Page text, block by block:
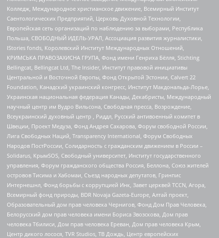
Колледж, Международное христианское движение, Всемирный Институт
Саентологических Предприятий, Церковь Духовной Технологии,
Европейская сеть организаций по наблюдению за выборами, Республика
Польша, СВОБОДНЫЙ ИДЕЛЬ-УРАЛ, Ассоциация развития журналистики,
IStories fonds, Королевский Институт Международных Отношений,
КРИМСЬКА ПРАВОЗАХИСНА ГРУПА, Фонд имени Генриха Бёлля, Stichting
Bellingcat, Bellingcat Ltd, The Insider, Институт правовой инициативы
Центральной и Восточной Европы, Фонд Открытой Эстонии, Calvert 22
Foundation, Канадский украинский конгресс, Институт Макдональда-Лорье,
Украинская национальная федерация Канады, Декабристы, Международный
научный центр им Вудро Вильсона, Свободная пресса, Возрождение,
Всеукраинский духовный центр , Риддл, Русский антивоенный комитет в
Швеции, Проект Медуза, Фонд Андрея Сахарова, Форум свободной России,
Лига Свободных Наций, Transparеncy International, Форум Свободных
Народов ПостРоссии, Солидарность с гражданским движением в России –
Solidarus, КрымSOS, Свободный университет, Институт государственного
управления, Форум гражданского общества Россия, Беллона, Союз жителей
островов Тисима и Хабомаи, Съезд народных депутатов, Гринпис
Интернешнл, Фонд борьбы с коррупцией Инк, Завет церквей TCCN, Агора,
Всемирный фонд природы, BDR Novaja Gazeta-Europe, Алтай проект,
Образовательный дом прав человека Чернигов, Фонд Дом Прав Человека,
Белорусский дом прав человека имени Бориса Звозскова, Дом прав
человека Тбилиси, Дом прав человека Ереван, Дом прав человека Крым,
Центр дикого лосося, TVR Studios, ТВ Дождь, Центр европейских